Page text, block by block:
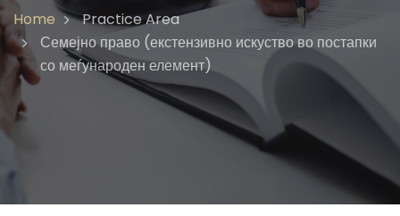
Home
Practice Area
Семејно право (екстензивно искуство во постапки
со меѓународен елемент)